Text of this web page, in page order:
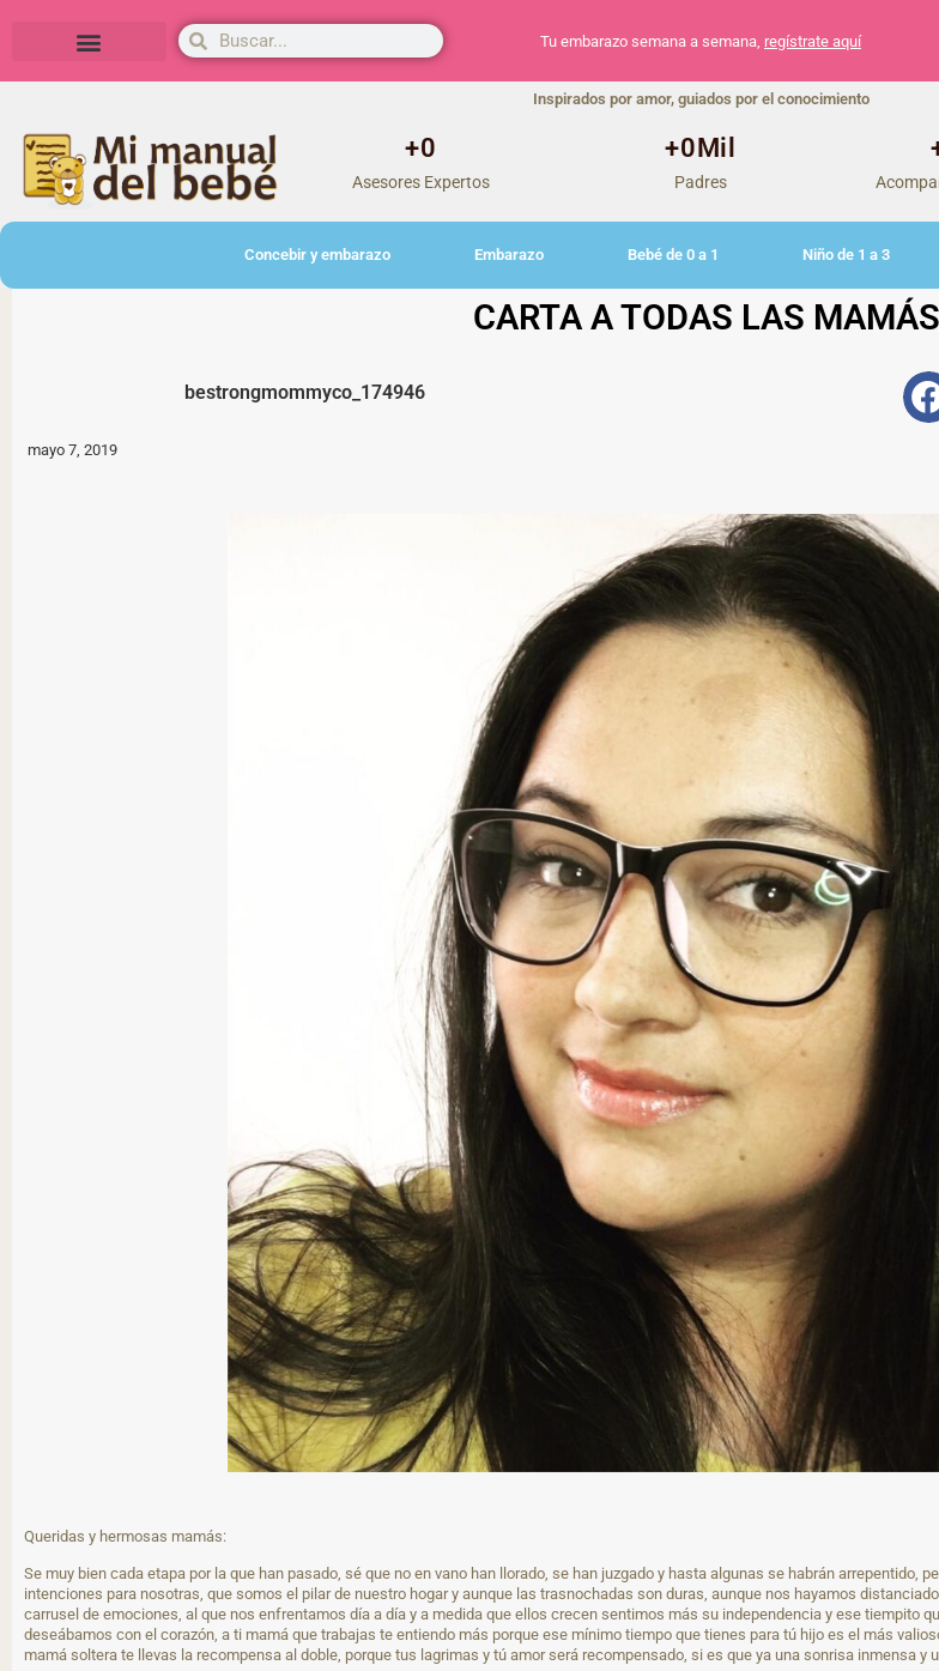
Tu embarazo semana a semana, regístrate aquí
Inspirados por amor, guiados por el conocimiento
Asesores Expertos
+0
Padres
+0Mil
Concebir y embarazo Embarazo Bebé de 0 a 1 Niño de 1 a 3
CARTA A TODAS LAS MAMÁS
bestrongmommyco_174946
mayo 7, 2019
Queridas y hermosas mamás:
Se muy bien cada etapa por la que han pasado, sé que no en vano han llorado, se han juzgado y hasta algunas se habrán arrepentido,
intenciones para nosotras, que somos el pilar de nuestro hogar y aunque las trasnochadas son duras, aunque nos hayamos
carrusel de emociones, al que nos enfrentamos día a día y a medida que ellos crecen sentimos más su independencia y ese tiempito
deseábamos con el corazón, a ti mamá que trabajas te entiendo más porque ese mínimo tiempo que tienes para tú hijo es el más
mamá soltera te llevas la recompensa al doble, porque tus lagrimas y tú amor será recompensado, si es que ya una sonrisa inmensa y